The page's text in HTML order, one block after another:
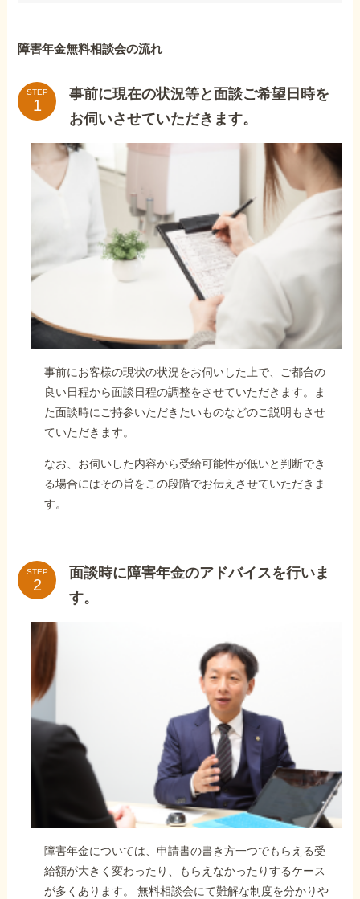
障害年金無料相談会の流れ
STEP
事前に現在の状況等と面談ご希望日時を
お伺いさせていただきます。
事前にお客様の現状の状況をお伺いした上で、ご都合の
良い日程から面談日程の調整をさせていただきます。ま
た面談時にご持参いただきたいものなどのご説明もさせ
ていただきます。
なお、お伺いした内容から受給可能性が低いと判断でき
る場合にはその旨をこの段階でお伝えさせていただきま
す。
STEP
面談時に障害年金のアドバイスを行いま
す。
障害年金については、申請書の書き方一つでもらえる受
給額が大きく変わったり、もらえなかったりするケース
が多くあります。 無料相談会にて難解な制度を分かりや